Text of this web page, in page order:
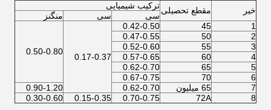
خیر مقطع تحصیلیترکیب شیمیایی
سی
سی
منگنز
1
45
0.42-0.50
0.17-0.37
0.50-0.80
2
50
0.47-0.55
3
55
0.52-0.60
4
60
0.57-0.65
5
65
0.62-0.70
6
70
0.67-0.75
7
65 میلیون 0.62-0.70
0.90-1.20
8
72A
0.70-0.75
0.15-0.35
0.30-0.60